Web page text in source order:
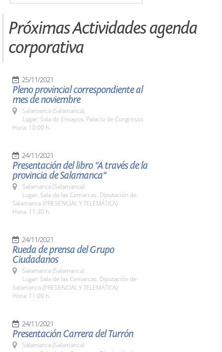
Próximas Actividades agenda
corporativa
25/11/2021
Pleno provincial correspondiente al
mes de noviembre
Salamanca (Salamanca)
Lugar: Sala de Ensayos. Palacio de Congresos
Hora: 10:00 h.
24/11/2021
Presentación del libro "A través de la
provincia de Salamanca"
Salamanca (Salamanca)
Lugar: Sala de las Comarcas. Diputación de
Salamanca (PRESENCIAL Y TELEMÁTICA)
Hora: 11:30 h.
24/11/2021
Rueda de prensa del Grupo
Ciudadanos
Salamanca (Salamanca)
Lugar: Sala de las Comarcas. Diputación de
Salamanca (PRESENCIAL Y TELEMÁTICA)
Hora: 11:00 h.
24/11/2021
Presentación Carrera del Turrón
Salamanca (Salamanca)